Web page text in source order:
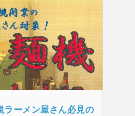
ラーメン屋さん必見の